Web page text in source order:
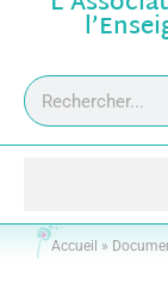
Accueil »